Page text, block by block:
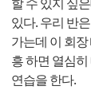
있다. 우리 반
가는데 이 회
흥 하면 열심
연습을 한다.